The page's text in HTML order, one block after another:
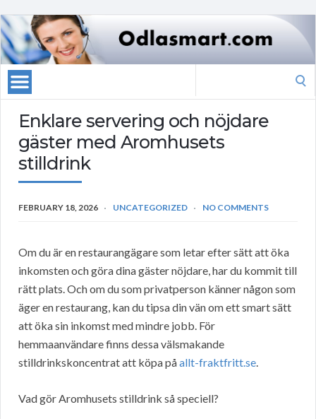
Enklare servering och nöjdare
gäster med Aromhusets
stilldrink
FEBRUARY 18, 2026 UNCATEGORIZED NO COMMENTS
Om du är en restaurangägare som letar efter sätt att öka
inkomsten och göra dina gäster nöjdare, har du kommit till
rätt plats. Och om du som privatperson känner någon som
äger en restaurang, kan du tipsa din vän om ett smart sätt
att öka sin inkomst med mindre jobb. För
hemmaanvändare finns dessa välsmakande
stilldrinkskoncentrat att köpa påallt-fraktfritt.se.
Vad gör Aromhusets stilldrink så speciell?